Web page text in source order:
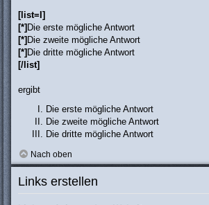
[list=I]
[*] Die erste mögliche Antwort
[*] Die zweite mögliche Antwort
[*] Die dritte mögliche Antwort
[/list]
ergibt
Die erste mögliche Antwort
Die zweite mögliche Antwort
Die dritte mögliche Antwort
Nach oben
Links erstellen